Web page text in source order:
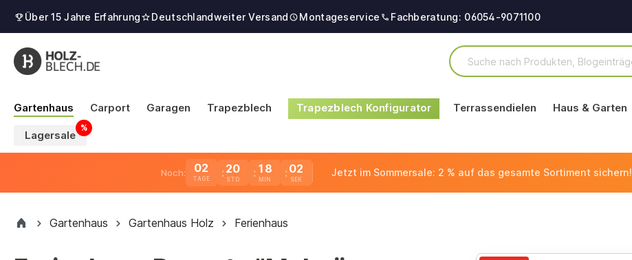
Über 15 Jahre Erfahrung Deutschlandweiter Versand Montageservice Fachberatung: 06054-9071100
Gartenhaus Carport Garagen Trapezblech Trapezblech Konfigurator Terrassendielen Haus & Garten
Lagersale
Noch: 02
TAGE
20 18 01 Jetzt im Sommersale: 2 % auf das gesamte Sortiment sichern!
Gartenhaus Gartenhaus Holz Ferienhaus